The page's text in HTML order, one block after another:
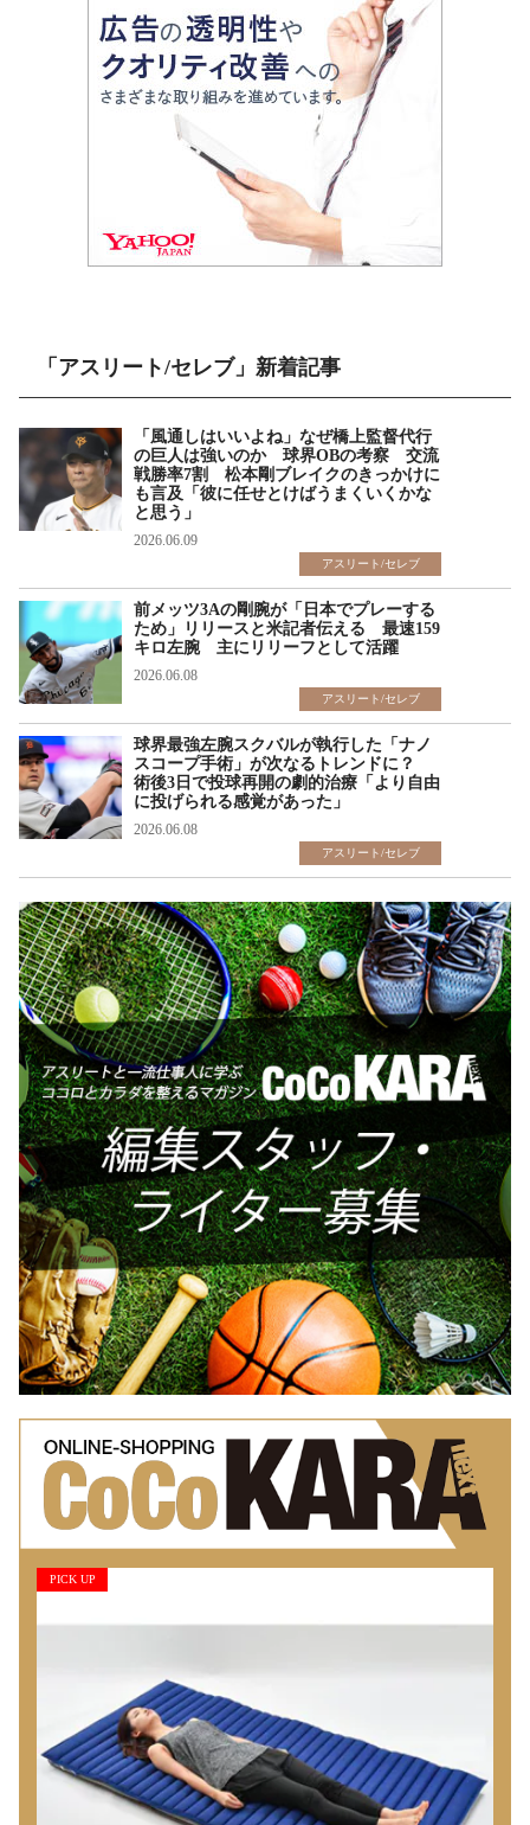
「アスリート/セレブ」新着記事
「風通しはいいよね」なぜ橋上監督代行
の巨人は強いのか 球界OBの考察 交流
戦勝率7割 松本剛ブレイクのきっかけに
も言及「彼に任せとけばうまくいくかな
と思う」
2026.06.09
アスリート/セレブ
前メッツ3Aの剛腕が「日本でプレーする
ため」リリースと米記者伝える 最速159
キロ左腕 主にリリーフとして活躍
2026.06.08
アスリート/セレブ
球界最強左腕スクバルが執行した「ナノ
スコープ手術」が次なるトレンドに？
術後3日で投球再開の劇的治療「より自由
に投げられる感覚があった」
2026.06.08
アスリート/セレブ
PICK UP